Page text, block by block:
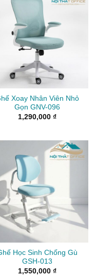
Xoay Nhân Viên Nhỏ
Gọn GNV-096
1,290,000 ₫
Học Sinh Chống Gù
GSH-013
1,550,000 ₫